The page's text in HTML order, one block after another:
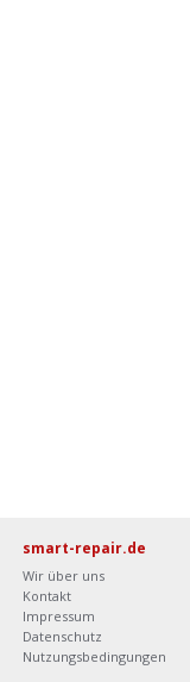
smart-repair.de
Wir über uns
Kontakt
Impressum
Datenschutz
Nutzungsbedingungen